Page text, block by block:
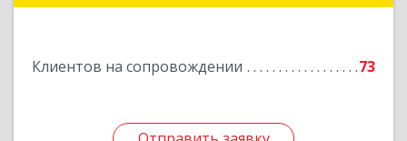
Клиентов на сопровождении 73